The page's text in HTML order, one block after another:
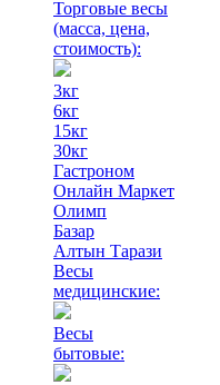
Торговые весы
(масса, цена,
стоимость):
3кг
6кг
15кг
30кг
Гастроном
Онлайн Маркет
Олимп
Базар
Алтын Тарази
Весы
медицинские:
Весы
бытовые: